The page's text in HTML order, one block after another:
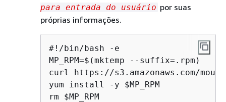
para entrada do usuário por suas
próprias informações.
#!/bin/bash -e
MP_RPM=$(mktemp --suffix=.rpm)
curl https://s3.amazonaws.com/
yum install -y $MP_RPM
rm $MP_RPM